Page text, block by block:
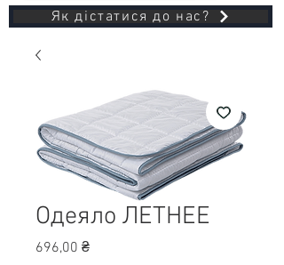
Як дістатися до нас?
Одеяло ЛЕТНЕЕ
696,00 ₴Ціна